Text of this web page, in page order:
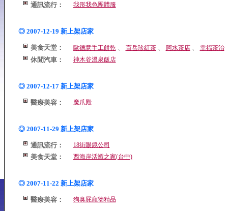
通訊流行： 我形我色團體服
◎ 2007-12-19 新上架店家
美食天堂： 歐德意手工餅乾、 百岳珍紅茶、 阿水茶店、 幸福茶治
休閒汽車： 神木谷溫泉飯店
◎ 2007-12-17 新上架店家
醫療美容： 魔爪殿
◎ 2007-11-29 新上架店家
通訊流行： 18街眼鏡公司
美食天堂： 西海岸活蝦之家(台中)
◎ 2007-11-22 新上架店家
醫療美容： 狗臭屁寵物精品